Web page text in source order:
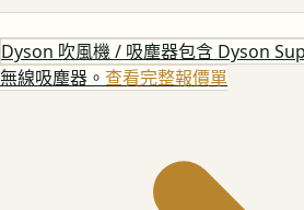
Dyson 吹風機 / 吸塵器包含 Dyson
無線吸塵器。 查看完整報價單